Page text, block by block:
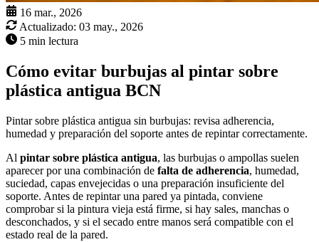
16 mar., 2026
Actualizado: 03 may., 2026
5 min lectura
Cómo evitar burbujas al pintar sobre
plástica antigua BCN
Pintar sobre plástica antigua sin burbujas: revisa adherencia,
humedad y preparación del soporte antes de repintar correctamente.
Al pintar sobre plástica antigua, las burbujas o ampollas suelen
aparecer por una combinación de falta de adherencia, humedad,
suciedad, capas envejecidas o una preparación insuficiente del
soporte. Antes de repintar una pared ya pintada, conviene
comprobar si la pintura vieja está firme, si hay sales, manchas o
desconchados, y si el secado entre manos será compatible con el
estado real de la pared.